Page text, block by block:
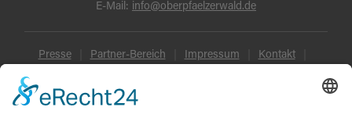
E-Mail: info@oberpfaelzerwald.de
Presse Partner-Bereich Impressum Kontakt
Datenschutz